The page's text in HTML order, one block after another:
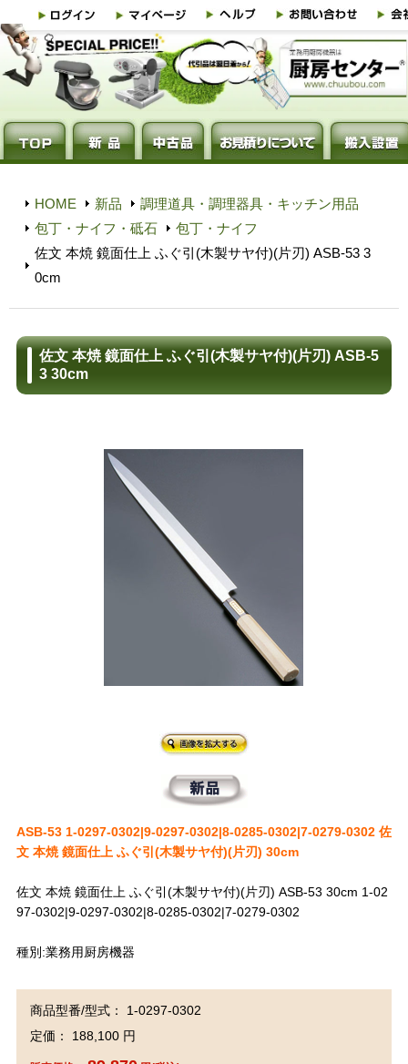
HOME 新品
調理道具・調理器具・キッチン用品
包丁・ナイフ・砥石
包丁・ナイフ
佐文 本焼 鏡面仕上 ふぐ引(木製サヤ付)(片刃) ASB-53 3
0cm
佐文 本焼 鏡面仕上 ふぐ引(木製サヤ付)(片刃) ASB-5
3 30cm
ASB-53 1-0297-0302|9-0297-0302|8-0285-0302|7-0279-0302 佐
文 本焼 鏡面仕上 ふぐ引(木製サヤ付)(片刃) 30cm
佐文 本焼 鏡面仕上 ふぐ引(木製サヤ付)(片刃) ASB-53 30cm 1-02
97-0302|9-0297-0302|8-0285-0302|7-0279-0302
種別:業務用厨房機器
商品型番/型式： 1-0297-0302
定価： 188,100 円